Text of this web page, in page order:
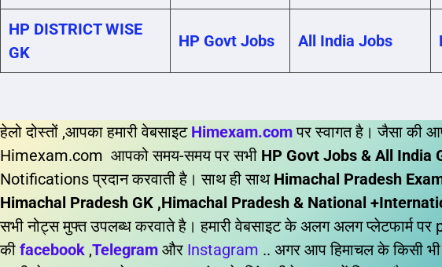
HP DISTRICT WISE
GK
HP Govt Jobs All India Jobs
हेलो दोस्तों ,आपका हमारी वेबसाइट Himexam.comपर स्वागत है। जैसा की
Himexam.com आपको समय-समय पर सभी HP Govt Jobs & All India
Notifications प्रदान करवाती है। साथ ही साथ Himachal Pradesh
Himachal Pradesh GK ,Himachal Pradesh & National
सभी नोट्स मुफ्त उपलब्ध करवाते है। हमारी वेबसाइट के अलग अलग प्लेटफार्म
की facebook ,Telegram और Instagram .. अगर आप हिमाचल के किसी भी